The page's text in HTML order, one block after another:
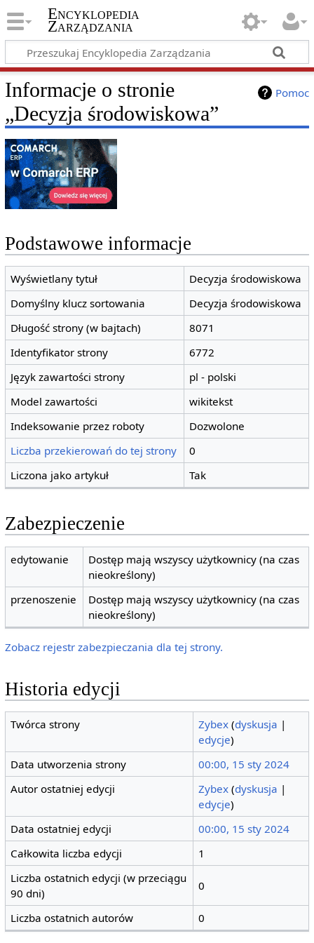
Encyklopedia
Zarządzania
Pomoc
Informacje o stronie
„Decyzja środowiskowa”
Podstawowe informacje
Wyświetlany tytuł
Decyzja środowiskowa
Domyślny klucz sortowania
Decyzja środowiskowa
Długość strony (w bajtach)
8071
Identyfikator strony
6772
Język zawartości strony
pl - polski
Model zawartości
wikitekst
Indeksowanie przez roboty
Dozwolone
Liczba przekierowań do tej strony
0
Liczona jako artykuł
Tak
Zabezpieczenie
edytowanie
Dostęp mają wszyscy użytkownicy (na czas
nieokreślony)
przenoszenie
Dostęp mają wszyscy użytkownicy (na czas
nieokreślony)
Zobacz rejestr zabezpieczania dla tej strony.
Historia edycji
Twórca strony Zybex (dyskusja |
edycje)
Data utworzenia strony
00:00, 15 sty 2024
Autor ostatniej edycji
Zybex (dyskusja |
edycje)
Data ostatniej edycji
00:00, 15 sty 2024
Całkowita liczba edycji
1
Liczba ostatnich edycji (w przeciągu
90 dni)
0
Liczba ostatnich autorów 0